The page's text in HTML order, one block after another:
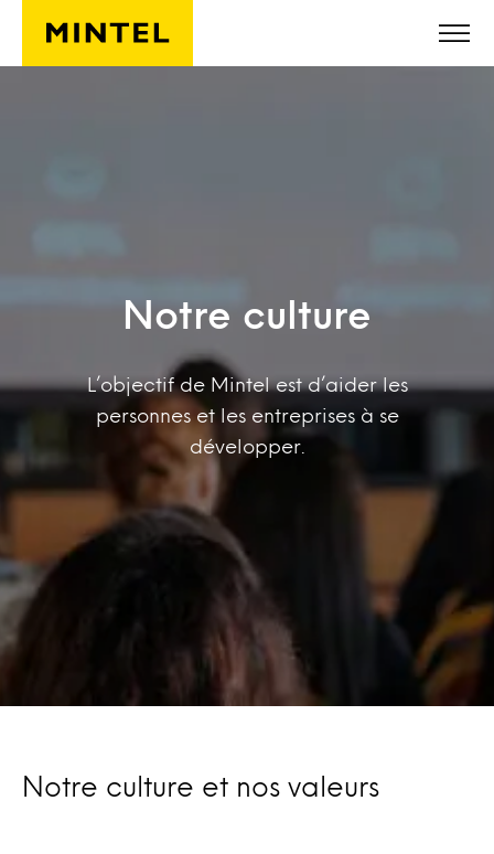
Skip to main content
Notre culture
L’objectif de Mintel est d’aider les
personnes et les entreprises à se
développer.
Notre culture et nos valeurs